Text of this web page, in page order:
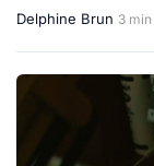
Delphine Brun 3 min